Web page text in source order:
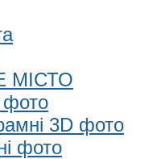
МІСТО
фото
3D фото
фото